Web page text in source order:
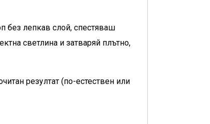
без лепкав слой, спестяваш
светлина и затваряй плътно,
резултат (по-естествен или